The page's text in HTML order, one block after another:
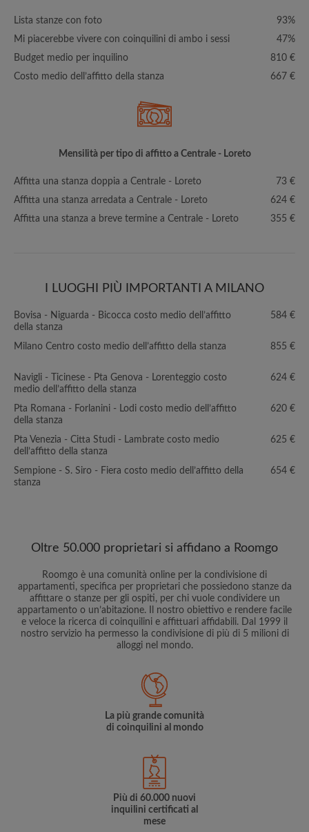
Lista stanze con foto
93%
Mi piacerebbe vivere con coinquilini di ambo i sessi
47%
Budget medio per inquilino
810 €
Costo medio dell’affitto della stanza
667 €
Mensilità per tipo di affitto a Centrale - Loreto
Affitta una stanza doppia a Centrale - Loreto
73 €
Affitta una stanza arredata a Centrale - Loreto
624 €
Affitta una stanza a breve termine a Centrale - Loreto
355 €
I LUOGHI PIÙ IMPORTANTI A MILANO
Bovisa - Niguarda - Bicocca costo medio dell’affitto
della stanza
584 €
Milano Centro costo medio dell’affitto della stanza 855 €
Navigli - Ticinese - Pta Genova - Lorenteggio costo
medio dell’affitto della stanza
624 €
Pta Romana - Forlanini - Lodi costo medio dell’affitto
della stanza
620 €
Pta Venezia - Citta Studi - Lambrate costo medio
dell’affitto della stanza
625 €
Sempione - S. Siro - Fiera costo medio dell’affitto della
stanza
654 €
Oltre 50.000 proprietari si affidano a Roomgo
Roomgo è una comunità online per la condivisione di
appartamenti, specifica per proprietari che possiedono stanze da
affittare o stanze per gli ospiti, per chi vuole condividere un
appartamento o un’abitazione. Il nostro obiettivo e rendere facile
e veloce la ricerca di coinquilini e affittuari affidabili. Dal 1999 il
nostro servizio ha permesso la condivisione di più di 5 milioni di
alloggi nel mondo.
La più grande comunità
di coinquilini al mondo
Più di 60.000 nuovi
inquilini certificati al
mese